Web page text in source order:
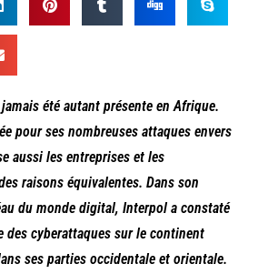
été autant présente en Afrique.
pour ses nombreuses attaques envers
aussi les entreprises et les
raisons équivalentes. Dans son
du monde digital, Interpol a constaté
des cyberattaques sur le continent
ses parties occidentale et orientale.